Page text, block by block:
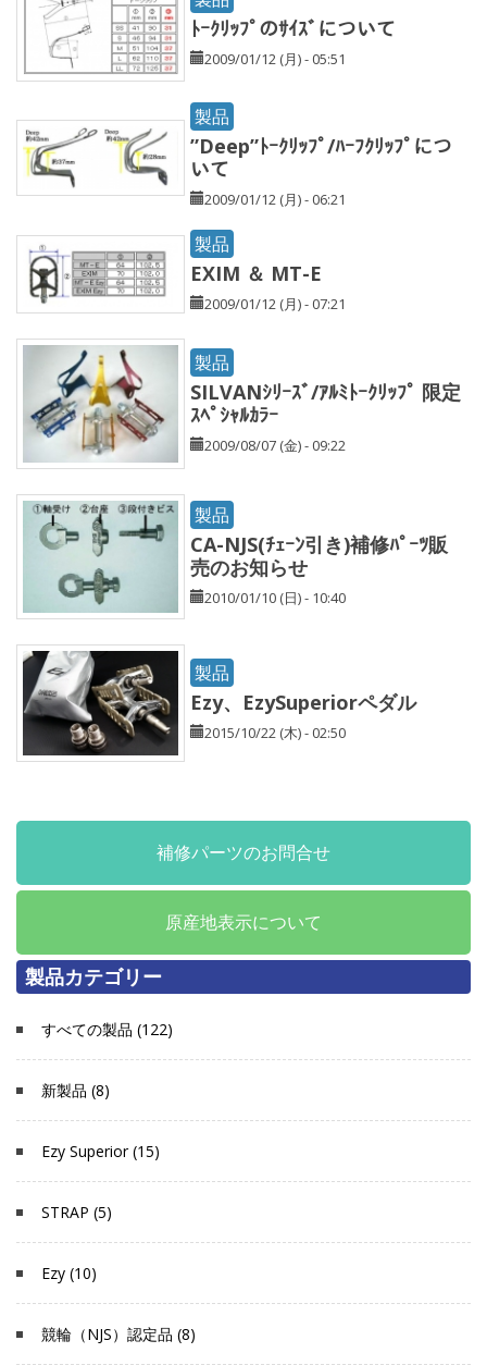
ﾄｰｸﾘｯﾌﾟのｻｲｽﾞについて
2009/01/12 (月) - 05:51
製品
”Deep”ﾄｰｸﾘｯﾌﾟ/ﾊｰﾌｸﾘｯﾌﾟにつ
いて
2009/01/12 (月) - 06:21
製品
EXIM ＆ MT-E
2009/01/12 (月) - 07:21
製品
SILVANｼﾘｰｽﾞ/ｱﾙﾐﾄｰｸﾘｯﾌﾟ 限定
ｽﾍﾟｼｬﾙｶﾗｰ
2009/08/07 (金) - 09:22
製品
CA-NJS(ﾁｪｰﾝ引き)補修ﾊﾟｰﾂ販
売のお知らせ
2010/01/10 (日) - 10:40
製品
Ezy、EzySuperiorペダル
2015/10/22 (木) - 02:50
補修パーツのお問合せ
原産地表示について
製品カテゴリー
すべての製品 (122)
新製品 (8)
Ezy Superior (15)
STRAP (5)
Ezy (10)
競輪（NJS）認定品 (8)